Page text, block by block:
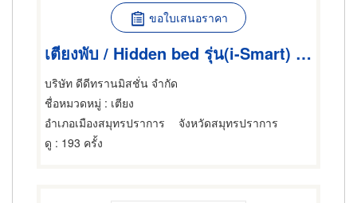
ขอใบเสนอราคา
เตียงพับ / Hidden bed รุ่น(i-Smart) / SWB.V120H i-Smart (double size 4 ft.)
บริษัท ดีดีทรานมิสชั่น จำกัด
ชื่อหมวดหมู่ : เตียง
อำเภอเมืองสมุทรปราการ
จังหวัดสมุทรปราการ
ดู : 193 ครั้ง